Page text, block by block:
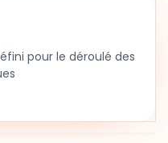
pour le déroulé des